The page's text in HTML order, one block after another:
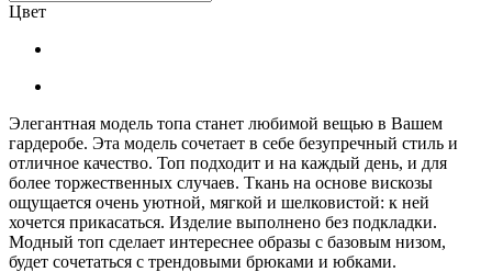
Цвет
Элегантная модель топа станет любимой вещью в Вашем
гардеробе. Эта модель сочетает в себе безупречный стиль и
отличное качество. Топ подходит и на каждый день, и для
более торжественных случаев. Ткань на основе вискозы
ощущается очень уютной, мягкой и шелковистой: к ней
хочется прикасаться. Изделие выполнено без подкладки.
Модный топ сделает интереснее образы с базовым низом,
будет сочетаться с трендовыми брюками и юбками.